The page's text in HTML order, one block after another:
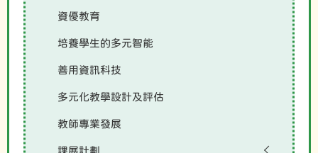
資優教育
培養學生的多元智能
善用資訊科技
多元化教學設計及評估
教師專業發展
課展計劃